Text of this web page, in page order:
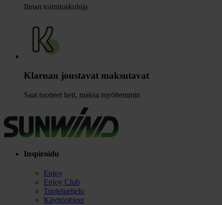
Ilman toimituskuluja
Klarnan joustavat maksutavat
Saat tuotteet heti, maksa myöhemmin
Inspiroidu
Enjoy
Enjoy Club
Tuoteluettelo
Käyttöohjeet